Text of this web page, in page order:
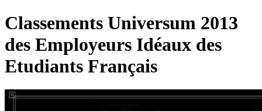
Classements Universum 2013
des Employeurs Idéaux des
Etudiants Français